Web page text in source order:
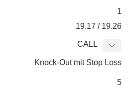
1
19.17 / 19.26
CALL
Knock-Out mit Stop Loss
5